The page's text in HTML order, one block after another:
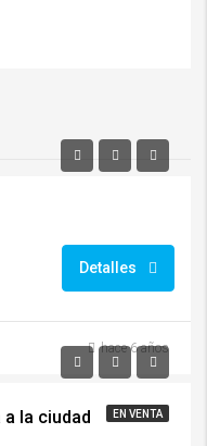
Detalles
hace 6 años
EN VENTA
la ciudad